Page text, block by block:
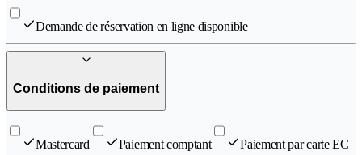
Demande de réservation en ligne disponible
Conditions de paiement
Mastercard Paiement comptant Paiement par carte EC